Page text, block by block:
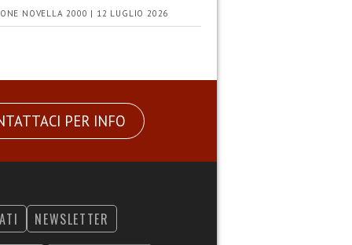
NOVELLA 2000 | 12 LUGLIO 2026
PER INFO
NEWSLETTER